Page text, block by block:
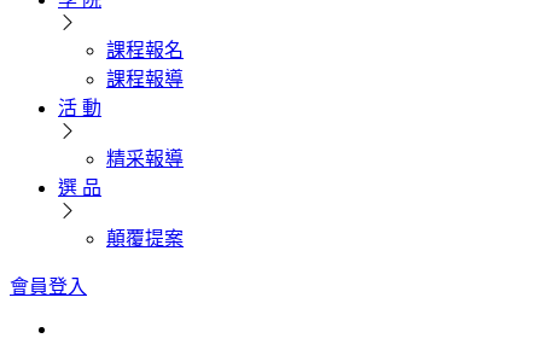
課程報名
課程報導
活 動
精采報導
選 品
顛覆提案
會員登入